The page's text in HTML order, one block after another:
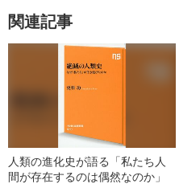
関連記事
人類の進化史が語る「私たち人
間が存在するのは偶然なのか」